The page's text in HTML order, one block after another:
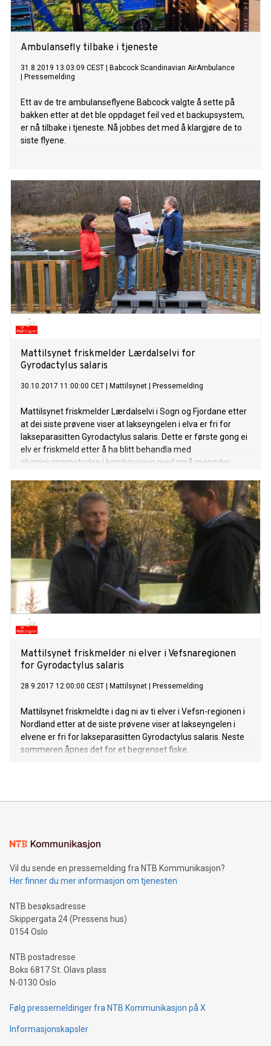
Ambulansefly tilbake i tjeneste
31.8.2019 13:03:09 CEST
Babcock Scandinavian AirAmbulance
Pressemelding
Ett av de tre ambulanseflyene Babcock valgte å sette på
bakken etter at det ble oppdaget feil ved et backupsystem,
er nå tilbake i tjeneste. Nå jobbes det med å klargjøre de to
siste flyene.
Mattilsynet friskmelder Lærdalselvi for
Gyrodactylus salaris
30.10.2017 11:00:00 CET Mattilsynet Pressemelding
Mattilsynet friskmelder Lærdalselvi i Sogn og Fjordane etter
at dei siste prøvene viser at lakseyngelen i elva er fri for
lakseparasitten Gyrodactylus salaris. Dette er første gong ei
elv er friskmeld etter å ha blitt behandla med
aluminiumsmetoden i kombinasjon med små mengder
Mattilsynet friskmelder ni elver i Vefsnaregionen
for Gyrodactylus salaris
28.9.2017 12:00:00 CEST Mattilsynet Pressemelding
Mattilsynet friskmeldte i dag ni av ti elver i Vefsn-regionen i
Nordland etter at de siste prøvene viser at lakseyngelen i
elvene er fri for lakseparasitten Gyrodactylus salaris. Neste
sommeren åpnes det for et begrenset fiske.
Vil du sende en pressemelding fra NTB Kommunikasjon?
Her finner du mer informasjon om tjenesten
NTB besøksadresse
Skippergata 24 (Pressens hus)
0154 Oslo
NTB postadresse
Boks 6817 St. Olavs plass
N-0130 Oslo
Følg pressemeldinger fra NTB Kommunikasjon på X
Informasjonskapsler